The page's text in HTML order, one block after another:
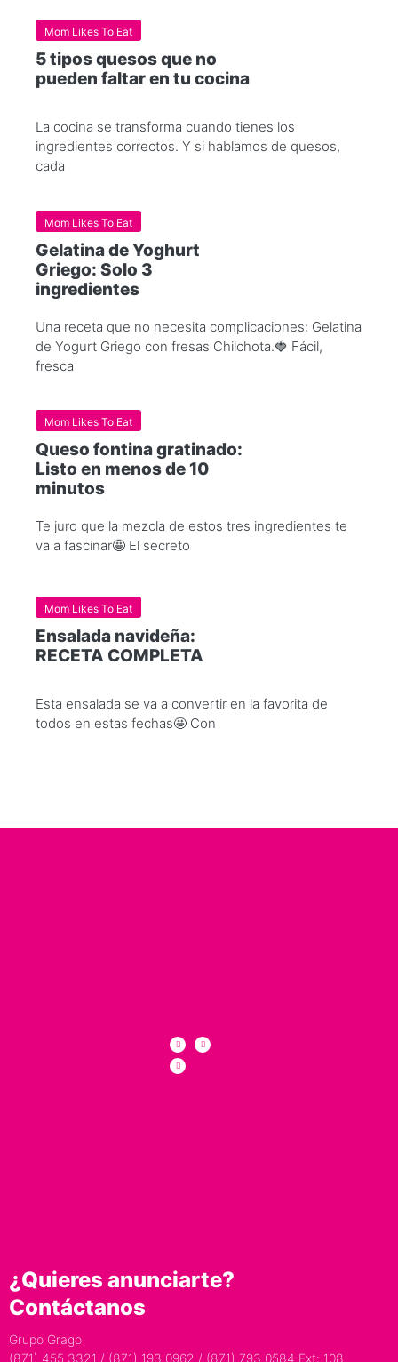
Mom Likes To Eat
5 tipos quesos que no
pueden faltar en tu cocina
La cocina se transforma cuando tienes los
ingredientes correctos. Y si hablamos de quesos,
cada
Mom Likes To Eat
Gelatina de Yoghurt
Griego: Solo 3
ingredientes
Una receta que no necesita complicaciones: Gelatina
de Yogurt Griego con fresas Chilchota.🍓 Fácil,
fresca
Mom Likes To Eat
Queso fontina gratinado:
Listo en menos de 10
minutos
Te juro que la mezcla de estos tres ingredientes te
va a fascinar🤩 El secreto
Mom Likes To Eat
Ensalada navideña:
RECETA COMPLETA
Esta ensalada se va a convertir en la favorita de
todos en estas fechas🤩 Con
¿Quieres anunciarte?
Contáctanos
Grupo Grago
(871) 455 3321 / (871) 193 0962 / (871) 793 0584 Ext: 108